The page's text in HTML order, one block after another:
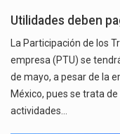
Utilidades deben
La Participación de los
empresa (PTU) se
de mayo, a pesar de la
México, pues se trata
actividades…